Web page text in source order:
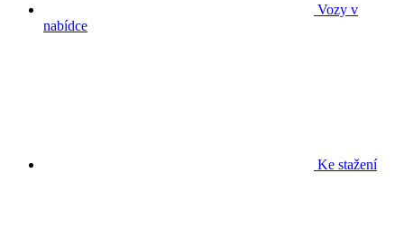
Vozy v
nabídce
Ke stažení